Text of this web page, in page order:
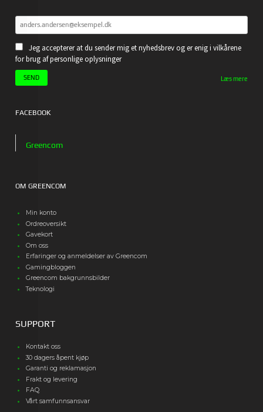
Jeg accepterer at du sender mig et nyhedsbrev og er enig i vilkårene
for brug af personlige oplysninger
Læs mere
FACEBOOK
Greencom
OM GREENCOM
Min konto
Ordreoversikt
Gavekort
Om oss
Erfaringer og anmeldelser av Greencom
Gamingbloggen
Greencom bakgrunnsbilder
Teknologi
SUPPORT
Kontakt oss
30 dagers åpent kjøp
Garanti og reklamasjon
Frakt og levering
FAQ
Vårt samfunnsansvar